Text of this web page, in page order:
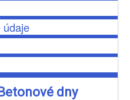
údaje
dny